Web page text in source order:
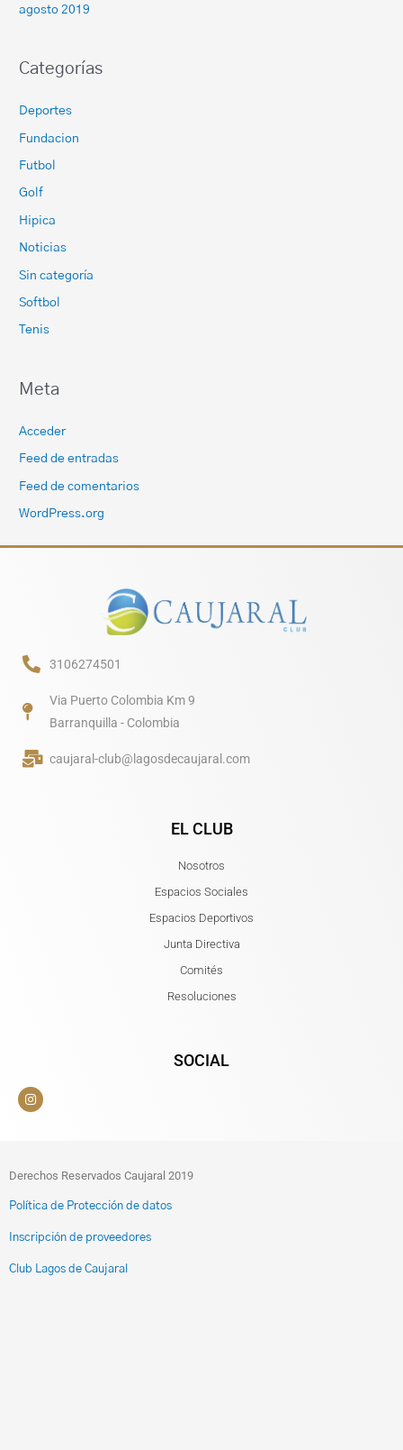
agosto 2019
Categorías
Deportes
Fundacion
Futbol
Golf
Hipica
Noticias
Sin categoría
Softbol
Tenis
Meta
Acceder
Feed de entradas
Feed de comentarios
WordPress.org
3106274501
Via Puerto Colombia Km 9
Barranquilla - Colombia
caujaral-club@lagosdecaujaral.com
EL CLUB
Nosotros
Espacios Sociales
Espacios Deportivos
Junta Directiva
Comités
Resoluciones
SOCIAL
Derechos Reservados Caujaral 2019
Política de Protección de datos
Inscripción de proveedores
Club Lagos de Caujaral